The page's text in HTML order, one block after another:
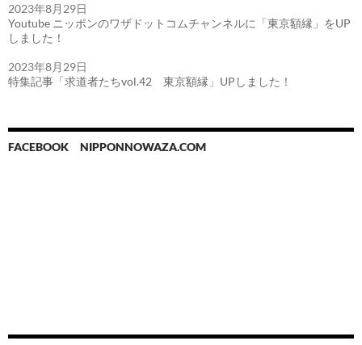
2023年8月29日
Youtube ニッポンのワザドットコムチャンネルに「東京額縁」をUP
しました！
2023年8月29日
特集記事「求道者たちvol.42 東京額縁」UPしました！
FACEBOOK NIPPONNOWAZA.COM